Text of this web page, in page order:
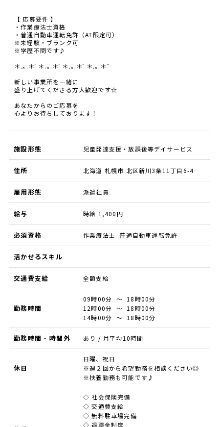
【 応募要件 】
・作業療法士資格
・普通自動車運転免許（AT限定可）
※未経験・ブランク可
※学歴不問です♪
＊.｡.＊ﾟ＊.｡.＊ﾟ＊.｡.＊ﾟ＊.｡.＊ﾟ
新しい事業所を一緒に
盛り上げてくださる方大歓迎です☆
あなたからのご応募を
心よりお待ちしております！
施設形態 児童発達支援・放課後等デイサービス
住所 北海道 札幌市 北区新川3条11丁目6-4
雇用形態 派遣社員
給与 時給 1,400円
必須資格 作業療法士 普通自動車運転免許
活かせるスキル
交通費支給 全額支給
勤務時間
09時00分 ～ 18時00分
12時00分 ～ 18時00分
14時00分 ～ 18時00分
勤務時間 - 時間外 あり / 月平均10時間
休日
日曜、祝日
※週２回から希望勤務を相談ください◎
※扶養勤務も可能です♪
◇ 社会保険完備
◇ 交通費支給
◇ 無料駐車場完備
◇ 退職金制度